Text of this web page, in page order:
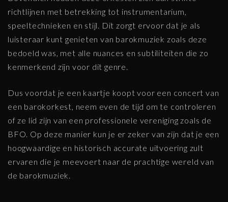
richtlijnen met betrekking tot instrumentarium,
speeltechnieken en stijl. Dit zorgt ervoor dat je als
luisteraar kunt genieten van barokmuziek zoals deze
bedoeld was, met alle nuances en subtiliteiten die zo
kenmerkend zijn voor dit genre.
Dus voordat je een kaartje koopt voor een concert van
een barokorkest, neem even de tijd om te controleren
of ze lid zijn van een professionele vereniging zoals de
BFO. Op deze manier kun je er zeker van zijn dat je een
hoogwaardige en historisch accurate uitvoering zult
ervaren die je meevoert naar de prachtige wereld van
de barokmuziek.